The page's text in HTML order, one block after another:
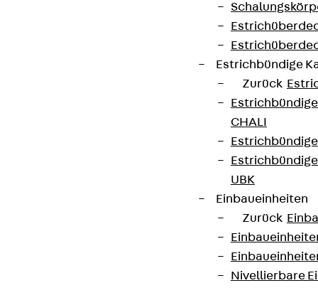
Estrichbündige
Zurück
CHALI
UBK
Einbaueinheiten
Zurück
Nivellierbare